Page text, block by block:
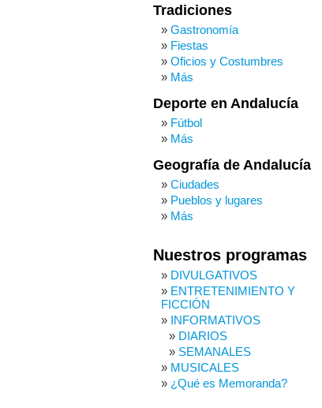
Tradiciones
Gastronomía
Fiestas
Oficios y Costumbres
Más
Deporte en Andalucía
Fútbol
Más
Geografía de Andalucía
Ciudades
Pueblos y lugares
Más
Nuestros programas
DIVULGATIVOS
ENTRETENIMIENTO Y
FICCIÓN
INFORMATIVOS
DIARIOS
SEMANALES
MUSICALES
¿Qué es Memoranda?